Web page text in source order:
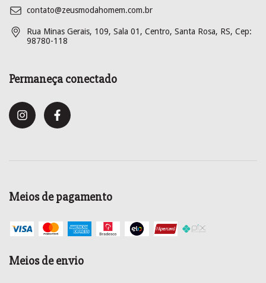
contato@zeusmodahomem.com.br
Rua Minas Gerais, 109, Sala 01, Centro, Santa Rosa, RS, Cep:
98780-118
Permaneça conectado
Meios de pagamento
Meios de envio